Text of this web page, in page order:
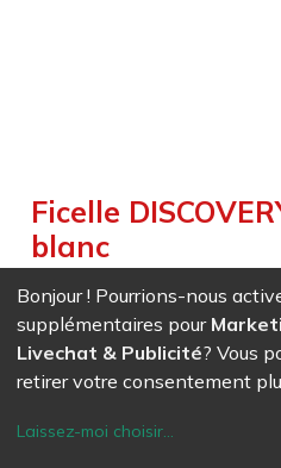
Ficelle
blanc
Weight :0,002kg Diameter :
Ficelle souple et résistante
pour la découverte du diabolo
0,83CHF/ HT
Bonjour ! Pourrions-nous
supplémentaires pour
Livechat & Publicité? Vous
retirer votre consentement
Laissez-moi choisir...